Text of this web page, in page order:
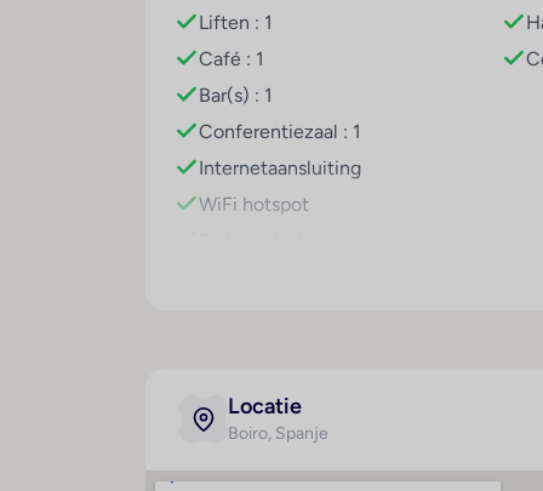
Liften : 1
Café : 1
Bar(s) : 1
Conferentiezaal : 1
Internetaansluiting
WiFi hotspot
Locatie
Boiro, Spanje